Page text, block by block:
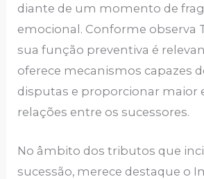
diante de um momento de
emocional. Conforme observa
sua função preventiva é
oferece mecanismos capazes
disputas e proporcionar maior
relações entre os sucessores.
No âmbito dos tributos que
sucessão, merece destaque o